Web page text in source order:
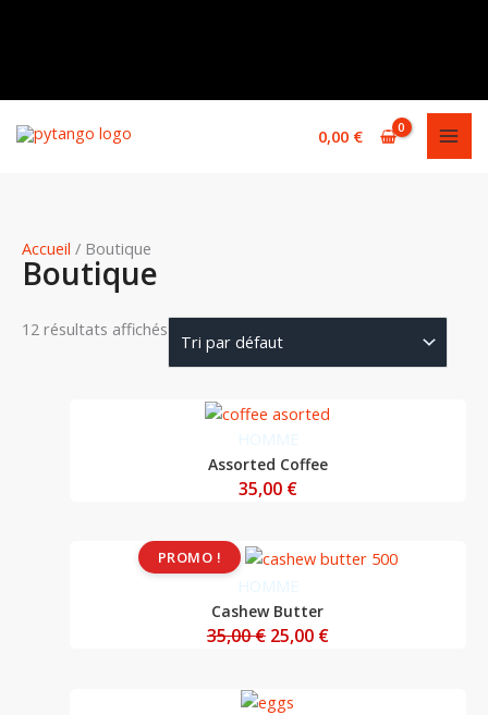
0,00 €
Accueil / Boutique
Boutique
12 résultats affichés
HOMME
Assorted Coffee
35,00 €
PROMO !
HOMME
Cashew Butter
35,00€
Le
prix
initial
était :
35,00 €.
25,00 €
Le
est :